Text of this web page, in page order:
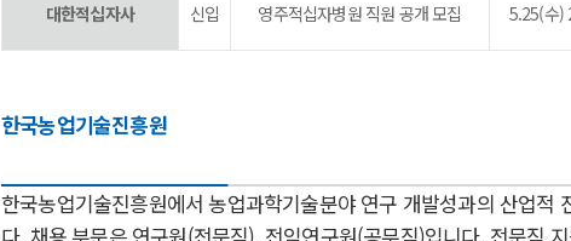
대한적십자사 신입 영주적십자병원 직원 공개 모집 5.25(수)
한국농업기술진흥원
한국농업기술진흥원에서 농업과학기술분야 연구 개발성과의 산업적